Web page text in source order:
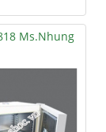
Ms.Nhung